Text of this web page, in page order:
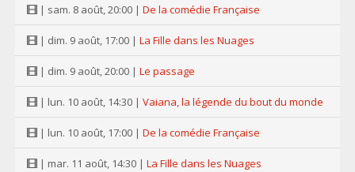
| sam. 8 août, 20:00 | De la comédie Française
| dim. 9 août, 17:00 | La Fille dans les Nuages
| dim. 9 août, 20:00 | Le passage
| lun. 10 août, 14:30 | Vaiana, la légende du bout du monde
| lun. 10 août, 17:00 | De la comédie Française
| mar. 11 août, 14:30 | La Fille dans les Nuages